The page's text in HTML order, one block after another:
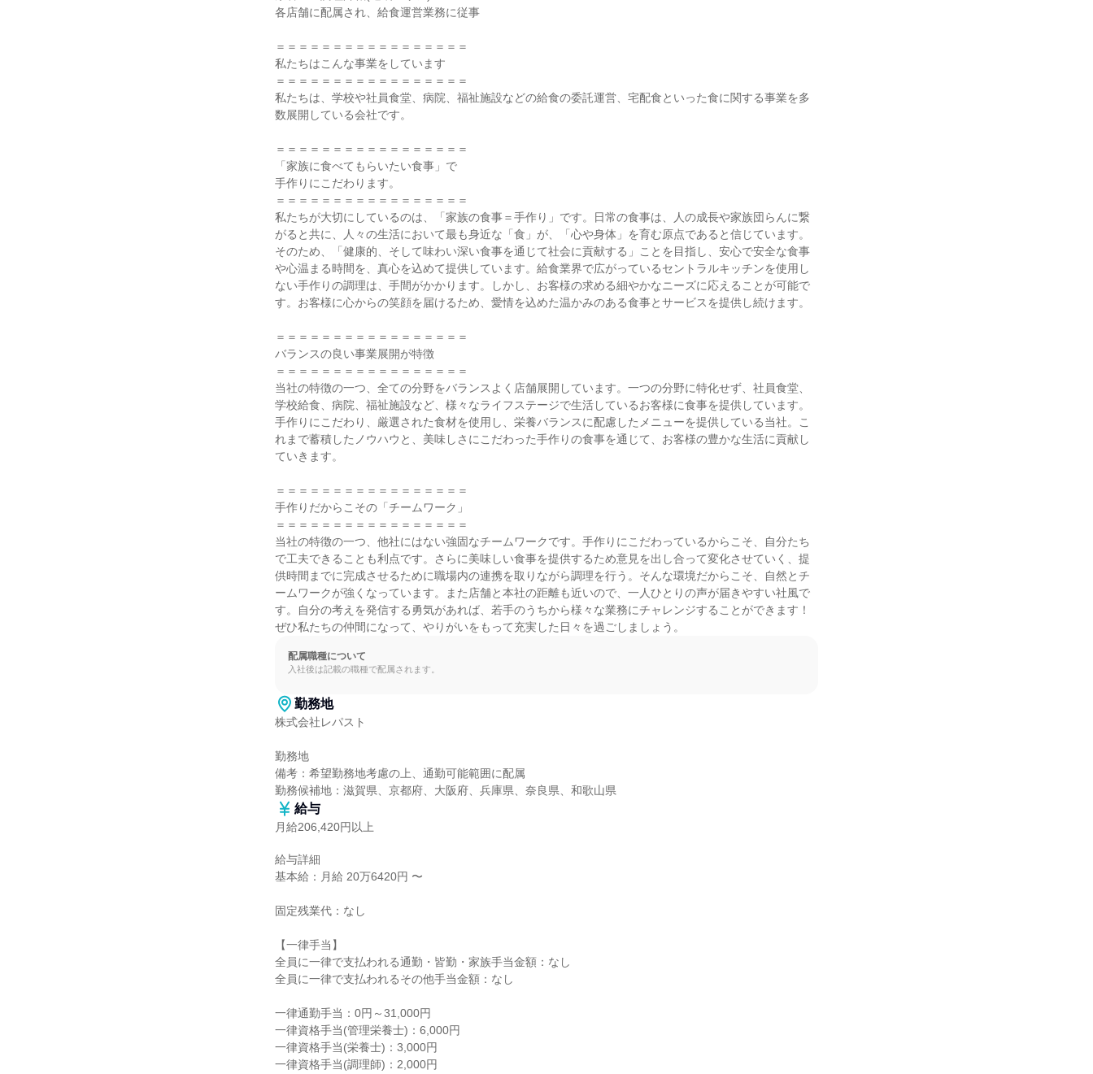
各店舗に配属され、給食運営業務に従事
＝＝＝＝＝＝＝＝＝＝＝＝＝＝＝＝＝
私たちはこんな事業をしています
＝＝＝＝＝＝＝＝＝＝＝＝＝＝＝＝＝
私たちは、学校や社員食堂、病院、福祉施設などの給食の委託運営、宅配食といった食に関する事業を多
数展開している会社です。
＝＝＝＝＝＝＝＝＝＝＝＝＝＝＝＝＝
「家族に食べてもらいたい食事」で
手作りにこだわります。
＝＝＝＝＝＝＝＝＝＝＝＝＝＝＝＝＝
私たちが大切にしているのは、「家族の食事＝手作り」です。日常の食事は、人の成長や家族団らんに繋
がると共に、人々の生活において最も身近な「食」が、「心や身体」を育む原点であると信じています。
そのため、「健康的、そして味わい深い食事を通じて社会に貢献する」ことを目指し、安心で安全な食事
や心温まる時間を、真心を込めて提供しています。給食業界で広がっているセントラルキッチンを使用し
ない手作りの調理は、手間がかかります。しかし、お客様の求める細やかなニーズに応えることが可能で
す。お客様に心からの笑顔を届けるため、愛情を込めた温かみのある食事とサービスを提供し続けます。
＝＝＝＝＝＝＝＝＝＝＝＝＝＝＝＝＝
バランスの良い事業展開が特徴
＝＝＝＝＝＝＝＝＝＝＝＝＝＝＝＝＝
当社の特徴の一つ、全ての分野をバランスよく店舗展開しています。一つの分野に特化せず、社員食堂、
学校給食、病院、福祉施設など、様々なライフステージで生活しているお客様に食事を提供しています。
手作りにこだわり、厳選された食材を使用し、栄養バランスに配慮したメニューを提供している当社。こ
れまで蓄積したノウハウと、美味しさにこだわった手作りの食事を通じて、お客様の豊かな生活に貢献し
ていきます。
＝＝＝＝＝＝＝＝＝＝＝＝＝＝＝＝＝
手作りだからこその「チームワーク」
＝＝＝＝＝＝＝＝＝＝＝＝＝＝＝＝＝
当社の特徴の一つ、他社にはない強固なチームワークです。手作りにこだわっているからこそ、自分たち
で工夫できることも利点です。さらに美味しい食事を提供するため意見を出し合って変化させていく、提
供時間までに完成させるために職場内の連携を取りながら調理を行う。そんな環境だからこそ、自然とチ
ームワークが強くなっています。また店舗と本社の距離も近いので、一人ひとりの声が届きやすい社風で
す。自分の考えを発信する勇気があれば、若手のうちから様々な業務にチャレンジすることができます！
ぜひ私たちの仲間になって、やりがいをもって充実した日々を過ごしましょう。
配属職種について
入社後は記載の職種で配属されます。
勤務地
株式会社レパスト
勤務地
備考：希望勤務地考慮の上、通勤可能範囲に配属
勤務候補地：滋賀県、京都府、大阪府、兵庫県、奈良県、和歌山県
給与
月給206,420円以上
給与詳細
基本給：月給 20万6420円 〜
固定残業代：なし
【一律手当】
全員に一律で支払われる通勤・皆勤・家族手当金額：なし
全員に一律で支払われるその他手当金額：なし
一律通勤手当：0円～31,000円
一律資格手当(管理栄養士)：6,000円
一律資格手当(栄養士)：3,000円
一律資格手当(調理師)：2,000円